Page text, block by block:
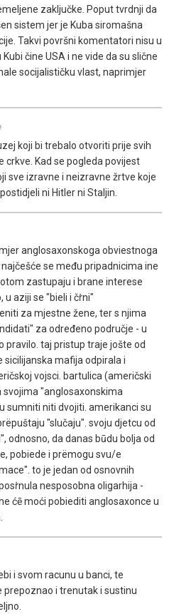
zaključke. Poput tvrdnji da
sistem jer je Kuba siromašna
Takvi površni komentatori nisu u
čine USA i ne vide da su slične
socijalističku vlast, naprimjer
koji bi trebalo otvoriti prije svih
Kad se pogleda povijest
sve izravne i neizravne žrtve koje
ni Hitler ni Staljin.
anglosaxonskoga obviestnoga
se među pripadnicima ine
zastupaju i brane interese
u aziji se "bieli i čṙni"
za mjestne žene, ter s njima
za određeno područje - u
pravilo. taj pristup traje jošte od
sicilijanska mafija odpirala i
vojsci. bartulica (američski
svojima "anglosaxonskima
sumniti niti dvojiti. amerikanci su
"slučaju". svoju djetcu od
odnosno, da danas būdu bolja od
pobiede i prëmogu svu/e
to je jedan od osnovnih
nesposobna oligarhija -
ćē moći pobiediti anglosaxonce u
i svom racunu u banci, te
prepoznao i trenutak i sustinu